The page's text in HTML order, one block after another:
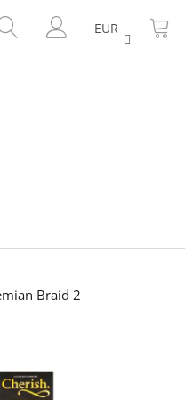
HĽADAŤ
PRIHLÁSENIE
EUR
Braid 2
- TYP A321